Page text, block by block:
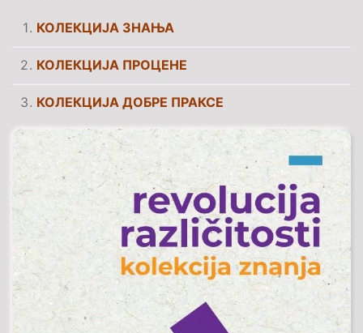
КОЛЕКЦИЈА ЗНАЊА
КОЛЕКЦИЈА ПРОЦЕНЕ
КОЛЕКЦИЈА ДОБРЕ ПРАКСЕ